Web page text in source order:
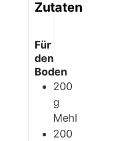
Zutaten
Für
den
Boden
200
g
Mehl
200